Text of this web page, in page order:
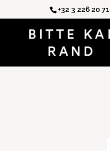
+32 3 226 20 71